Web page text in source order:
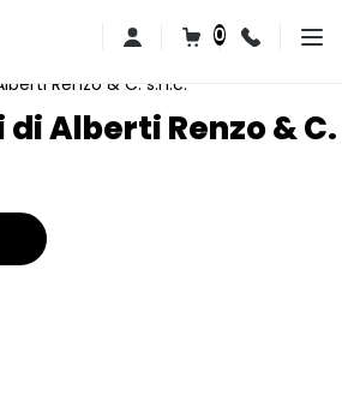
0
Renzo & C. s.n.c.
Alberti Renzo & C.